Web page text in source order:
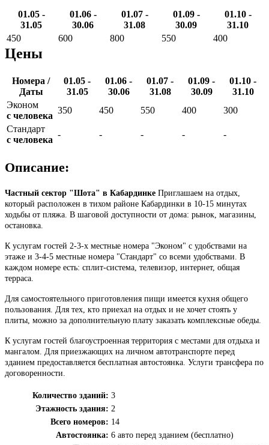
01.05 -
31.05
01.06 -
30.06
01.07 -
31.08
01.09 -
30.09
01.10 -
31.10
450
600 800 550 400
Цены
Номера /
Даты
01.05 -
31.05
01.06 -
30.06
01.07 -
31.08
01.09 -
30.09
01.10 -
31.10
Эконом
с человека
350 450 550 400
300
Стандарт
с человека
- - - - -
Описание:
Частный сектор "Шота" в Кабардинке Приглашаем на отдых,
который расположен в тихом районе Кабардинки в 10-15 минутах
ходьбы от пляжа. В шаговой доступности от дома: рынок, магазины,
остановка.
К услугам гостей 2-3-х местные номера "Эконом" с удобствами на
этаже и 3-4-5 местные номера "Стандарт" со всеми удобствами. В
каждом номере есть: сплит-система, телевизор, интернет, общая
терраса.
Для самостоятельного приготовления пищи имеется кухня общего
пользования. Для тех, кто приехал на отдых и не хочет стоять у
плиты, можно за дополнительную плату заказать комплексные обеды.
К услугам гостей благоустроенная территория с местами для отдыха и
мангалом. Для приезжающих на личном автотранспорте перед
зданием предоставляется бесплатная автостоянка. Услуги трансфера по
договоренности.
Количество зданий: 3
Этажность здания: 2
Всего номеров: 14
Автостоянка: 6 авто перед зданием (бесплатно)